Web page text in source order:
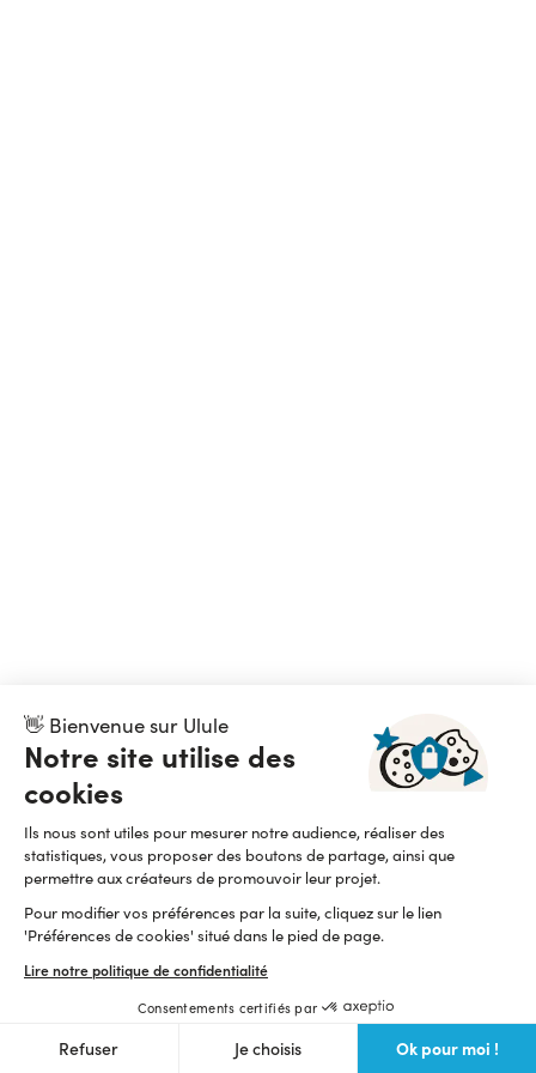
👋 Bienvenue sur Ulule
Notre site utilise des
cookies
Ils nous sont utiles pour mesurer notre audience, réaliser des
statistiques, vous proposer des boutons de partage, ainsi que
permettre aux créateurs de promouvoir leur projet.
Pour modifier vos préférences par la suite, cliquez sur le lien
'Préférences de cookies' situé dans le pied de page.
Lire notre politique de confidentialité
Consentements certifiés par
Refuser Je choisis Ok pour moi !